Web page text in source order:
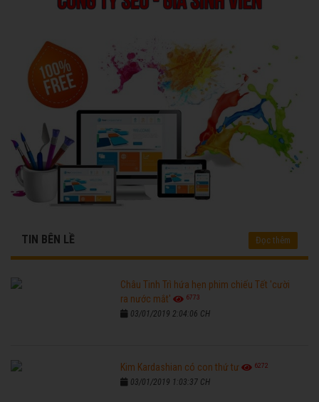
TIN BÊN LỀ Đọc thêm
Châu Tinh Trì hứa hẹn phim chiếu Tết 'cười
ra nước mắt'
6773
03/01/2019 2:04:06 CH
Kim Kardashian có con thứ tư 6272
03/01/2019 1:03:37 CH